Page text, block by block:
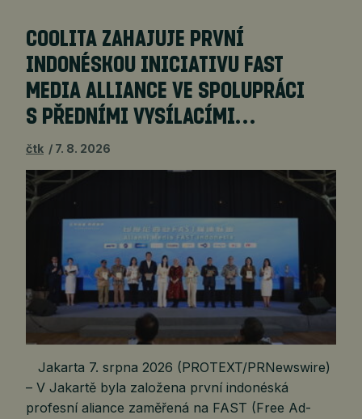
COOLITA ZAHAJUJE PRVNÍ
INDONÉSKOU INICIATIVU FAST
MEDIA ALLIANCE VE SPOLUPRÁCI
S PŘEDNÍMI VYSÍLACÍMI…
čtk 7. 8. 2026
Jakarta 7. srpna 2026 (PROTEXT/PRNewswire)
– V Jakartě byla založena první indonéská
profesní aliance zaměřená na FAST (Free Ad-